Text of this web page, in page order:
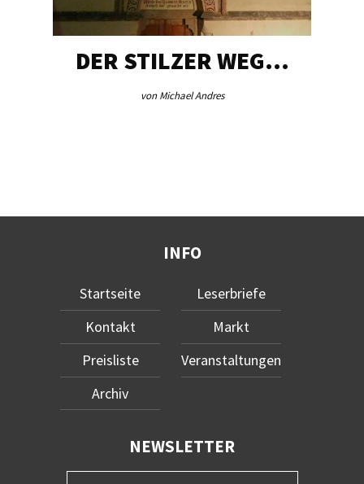
DER STILZER WEG…
von Michael Andres
INFO
Startseite
Kontakt
Preisliste
Archiv
Leserbriefe
Markt
Veranstaltungen
NEWSLETTER